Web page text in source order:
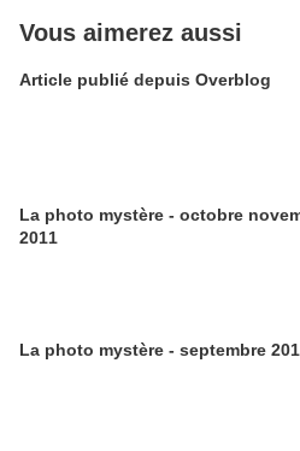
Vous aimerez aussi
Article publié depuis Overblog
La photo mystère - octobre
2011
La photo mystère - septembre